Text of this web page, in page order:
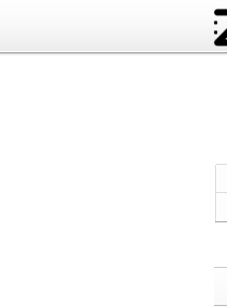
Sketchbook5,
Sketchbook5,